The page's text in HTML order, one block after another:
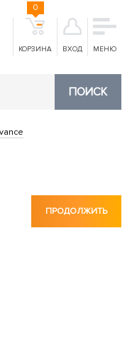
КОРЗИНА
0
ВХОД МЕНЮ
ПОИСК
ПРОДОЛЖИТЬ